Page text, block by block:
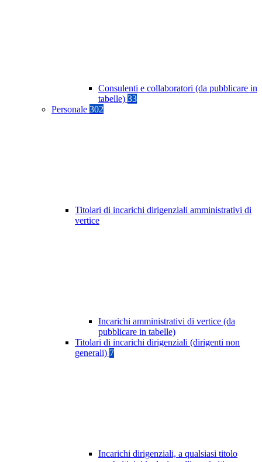
Consulenti e collaboratori (da pubblicare in
tabelle) 33
Personale 302
Titolari di incarichi dirigenziali amministrativi di
vertice
Incarichi amministrativi di vertice (da
pubblicare in tabelle)
Titolari di incarichi dirigenziali (dirigenti non
generali) 7
Incarichi dirigenziali, a qualsiasi titolo